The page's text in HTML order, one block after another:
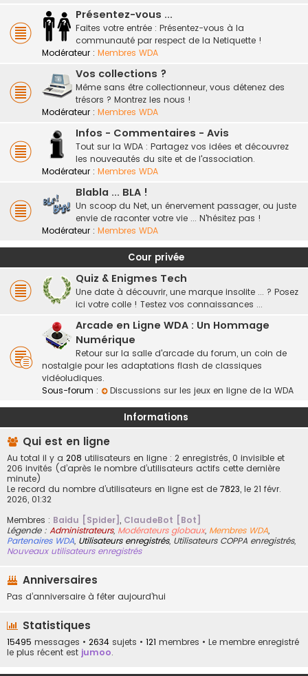
Présentez-vous ...
Faites votre entrée : Présentez-vous à la
communauté par respect de la Netiquette !
Modérateur : Membres WDA
Vos collections ?
Même sans être collectionneur, vous détenez des
trésors ? Montrez les nous !
Modérateur : Membres WDA
Infos - Commentaires - Avis
Tout sur la WDA : Partagez vos idées et découvrez
les nouveautés du site et de l'association.
Modérateur : Membres WDA
Blabla ... BLA !
Un scoop du Net, un énervement passager, ou juste
envie de raconter votre vie ... N'hésitez pas !
Modérateur : Membres WDA
Cour privée
Quiz & Enigmes Tech
Une date à découvrir, une marque insolite ... ? Posez
ici votre colle ! Testez vos connaissances ...
Arcade en Ligne WDA : Un Hommage
Numérique
Retour sur la salle d'arcade du forum, un coin de
nostalgie pour les adaptations flash de classiques
vidéoludiques.
Sous-forum :
Discussions sur les jeux en ligne de la WDA
Informations
Qui est en ligne
Au total il y a 208 utilisateurs en ligne : 2 enregistrés, 0 invisible et
206 invités (d’après le nombre d’utilisateurs actifs cette dernière
minute)
Le record du nombre d’utilisateurs en ligne est de 7823, le 21 févr.
2026, 01:32
Membres : Baidu [Spider], ClaudeBot [Bot]
Légende : Administrateurs, Modérateurs globaux, Membres WDA,
Partenaires WDA, Utilisateurs enregistrés, Utilisateurs COPPA enregistrés,
Nouveaux utilisateurs enregistrés
Anniversaires
Pas d’anniversaire à fêter aujourd’hui
Statistiques
15495 messages • 2634 sujets • 121 membres • Le membre enregistré
le plus récent est jumoo.